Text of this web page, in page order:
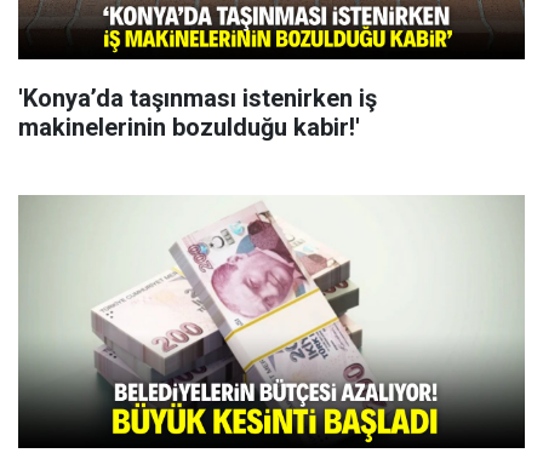
'Konya’da taşınması istenirken iş
makinelerinin bozulduğu kabir!'